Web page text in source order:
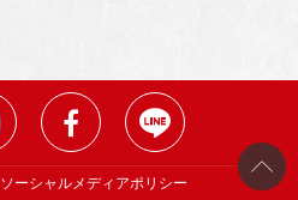
ソーシャルメディアポリシー